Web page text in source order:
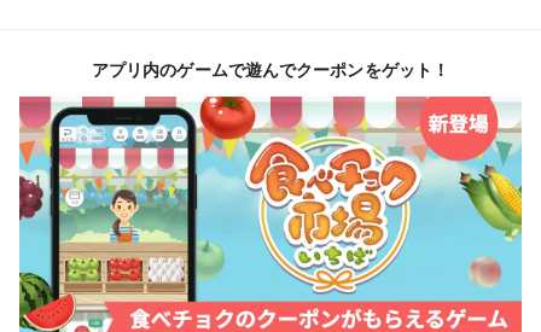
新聞紙で1本ずつ包み、冷暗所（13〜15℃）に保管して
ください。
届いた箱のまま保存する場合は、箱に小さな穴をあけ、
フタを軽く開けておくと湿気がこもりにくくおすすめで
す。
〔冷凍保存〕
加熱後（蒸す・茹でる・焼くなど）に冷凍保存が可能で
アプリ内のゲームで遊んでクーポンをゲット！